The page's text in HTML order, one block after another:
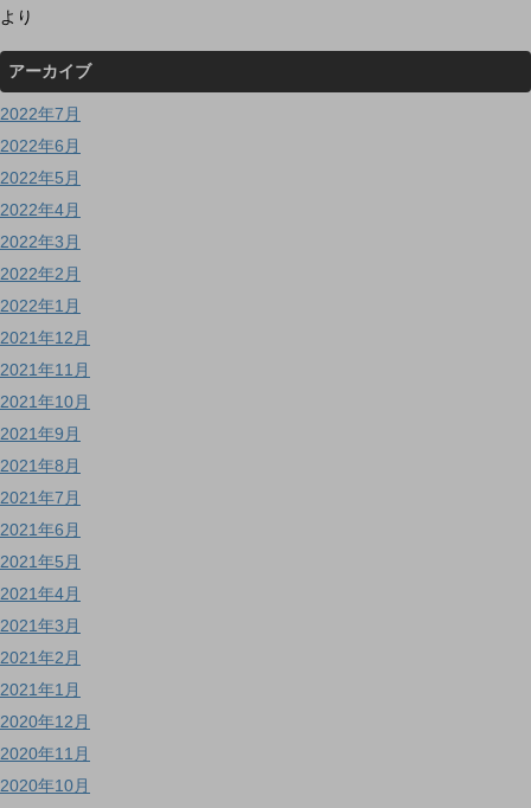
より
アーカイブ
2022年7月
2022年6月
2022年5月
2022年4月
2022年3月
2022年2月
2022年1月
2021年12月
2021年11月
2021年10月
2021年9月
2021年8月
2021年7月
2021年6月
2021年5月
2021年4月
2021年3月
2021年2月
2021年1月
2020年12月
2020年11月
2020年10月